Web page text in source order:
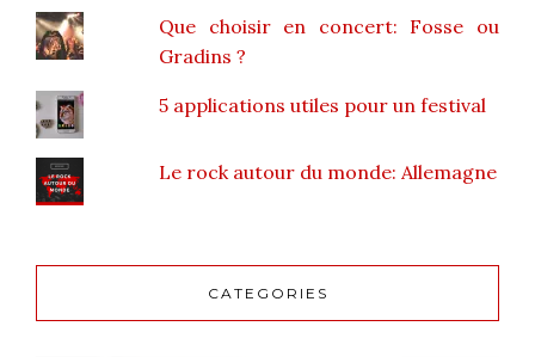
Que choisir en concert: Fosse ou
Gradins ?
5 applications utiles pour un festival
Le rock autour du monde: Allemagne
CATEGORIES